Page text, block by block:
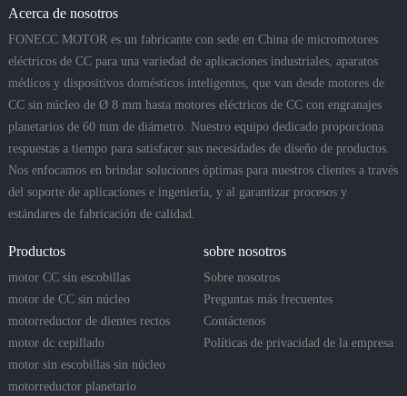
Acerca de nosotros
FONECC MOTOR es un fabricante con sede en China de micromotores
eléctricos de CC para una variedad de aplicaciones industriales, aparatos
médicos y dispositivos domésticos inteligentes, que van desde motores de
CC sin núcleo de Ø 8 mm hasta motores eléctricos de CC con engranajes
planetarios de 60 mm de diámetro. Nuestro equipo dedicado proporciona
respuestas a tiempo para satisfacer sus necesidades de diseño de productos.
Nos enfocamos en brindar soluciones óptimas para nuestros clientes a través
del soporte de aplicaciones e ingeniería, y al garantizar procesos y
estándares de fabricación de calidad.
Productos
motor CC sin escobillas
motor de CC sin núcleo
motorreductor de dientes rectos
motor dc cepillado
motor sin escobillas sin núcleo
motorreductor planetario
sobre nosotros
Sobre nosotros
Preguntas más frecuentes
Contáctenos
Políticas de privacidad de la empresa